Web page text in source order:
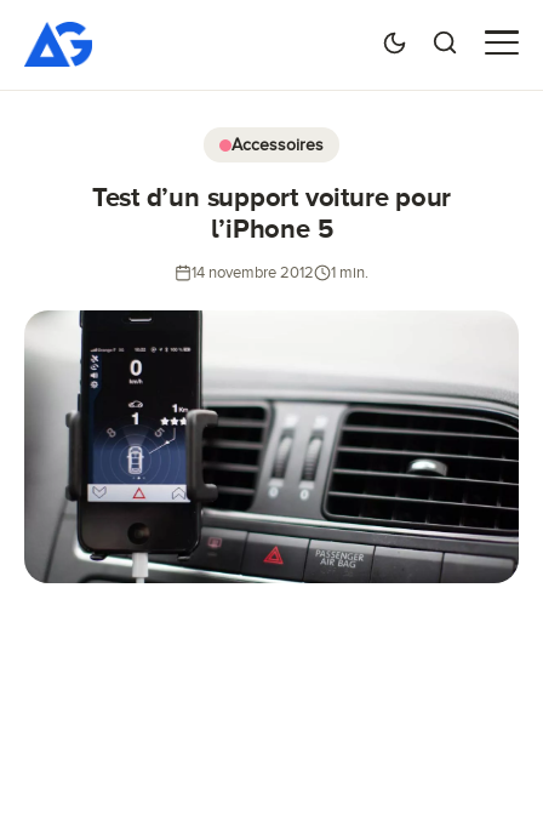
Accessoires
Test d’un support voiture pour
l’iPhone 5
14 novembre 2012 1 min.